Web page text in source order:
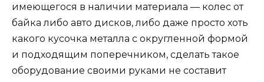
имеющегося в наличии материала — колес от
байка либо авто дисков, либо даже просто хоть
какого кусочка металла с округленной формой
и подходящим поперечником, сделать такое
оборудование своими руками не составит